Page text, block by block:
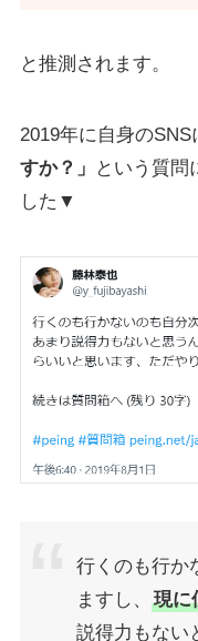
と推測されます。
2019年に自身のSNS
すか？」
という質問
した▼
行くのも行か
ますし、
現に
説得力もない